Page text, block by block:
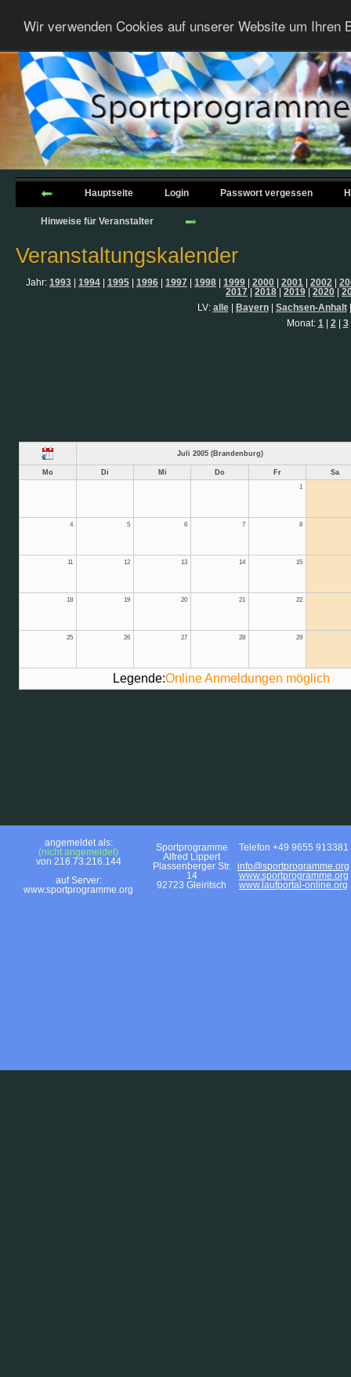
Wir verwenden Cookies auf unserer Website um
Hauptseite Login Passwort vergessen
Hinweise für Veranstalter
Veranstaltungskalender
Jahr: 1993 1994 1995 1996 1997 1998 1999 2000 2001 2002
2017
2018 2019 2020
LV: alle| Bayern| Sachsen-Anhalt
Monat: 1 2 3
Juli 2005 (Brandenburg)
Mo Di Mi Do Fr Sa
1
4 5 6 7 8
11 12 13 14 15
18 19 20 21 22
25 26 27 28 29
Legende:Online Anmeldungen möglich
angemeldet als:
(nicht angemeldet)
von 216.73.216.144
auf Server:
www.sportprogramme.org
Sportprogramme
Alfred Lippert
Plassenberger Str.
14
92723 Gleiritsch
Telefon +49 9655 913381
info@sportprogramme.org
www.sportprogramme.org
www.laufportal-online.org